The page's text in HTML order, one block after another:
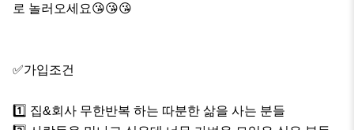
로 놀러오세요😘😘😘
✅️가입조건
1️⃣ 집&회사 무한반복 하는 따분한 삶을 사는 분들